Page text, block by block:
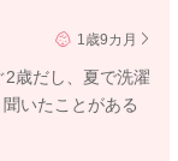
1歳9カ月
歳だし、夏で洗濯
いたことがある